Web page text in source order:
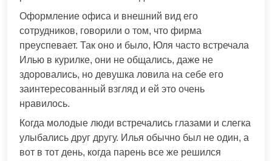
Оформление офиса и внешний вид его
сотрудников, говорили о том, что фирма
преуспевает. Так оно и было, Юля часто встречала
Илью в курилке, они не общались, даже не
здоровались, но девушка ловила на себе его
заинтересованный взгляд и ей это очень
нравилось.
Когда молодые люди встречались глазами и слегка
улыбались друг другу. Илья обычно был не один, а
вот в тот день, когда парень все же решился